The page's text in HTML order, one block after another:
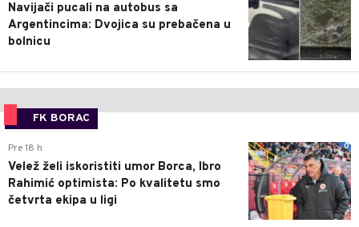
Navijači pucali na autobus sa
Argentincima: Dvojica su prebačena u
bolnicu
FK BORAC
0
Pre 18 h
Velež želi iskoristiti umor Borca, Ibro
Rahimić optimista: Po kvalitetu smo
četvrta ekipa u ligi